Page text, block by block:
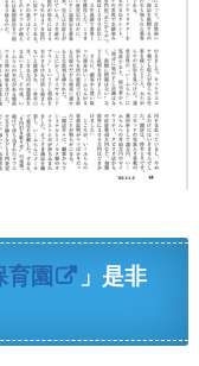
育園
」是非